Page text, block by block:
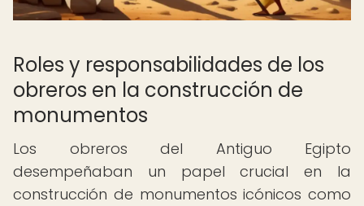
Roles y responsabilidades de los
obreros en la construcción de
monumentos
Los obreros del Antiguo Egipto
desempeñaban un papel crucial en la
construcción de monumentos icónicos como